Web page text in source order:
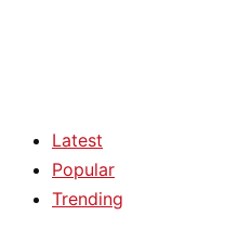
Latest
Popular
Trending